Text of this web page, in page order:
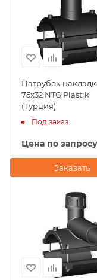
Патрубок
75x32 NTG Plastik
(Турция)
Под заказ
Цена по запросу
Заказать